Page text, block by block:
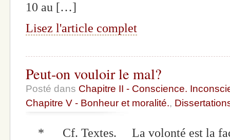
10 au […]
Lisez l'article complet
Peut-on vouloir le mal?
Posté dans Chapitre II - Conscience.
Chapitre V - Bonheur et moralité.,
* Cf. Textes. La volonté est la